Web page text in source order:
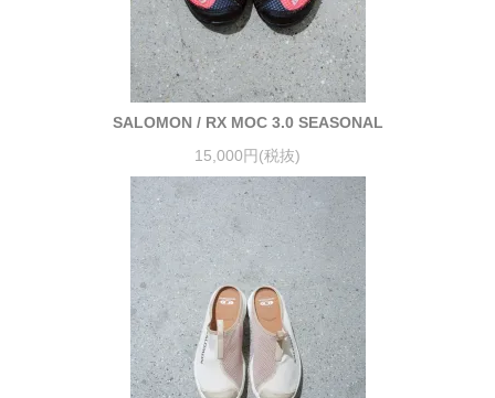
SALOMON / RX MOC 3.0 SEASONAL
15,000円(税抜)